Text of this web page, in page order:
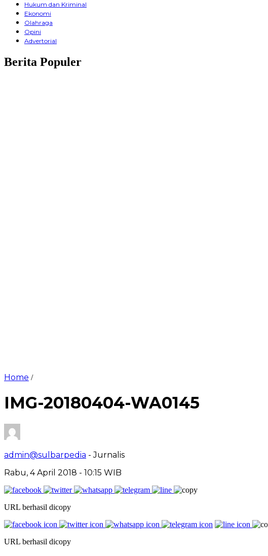
Hukum dan Kriminal
Ekonomi
Olahraga
Opini
Advertorial
Berita Populer
Home /
IMG-20180404-WA0145
admin@sulbarpedia - Jurnalis
Rabu, 4 April 2018 - 10:15 WIB
URL berhasil dicopy
URL berhasil dicopy